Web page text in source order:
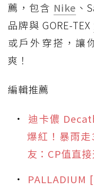
薦，包含 Nike 、
品牌與 GORE-TEX
或戶外穿搭，讓
爽！
編輯推薦
迪卡儂
爆紅！暴雨
友：CP值直